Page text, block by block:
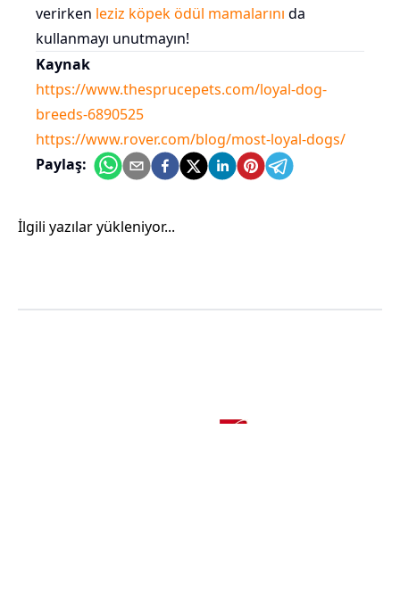
verirken leziz köpek ödül mamalarını da
kullanmayı unutmayın!
Kaynak
https://www.thesprucepets.com/loyal-dog-
breeds-6890525
https://www.rover.com/blog/most-loyal-dogs/
Paylaş:
İlgili yazılar yükleniyor...